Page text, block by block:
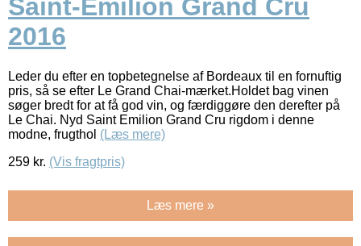
Saint-Emilion Grand Cru
2016
Leder du efter en topbetegnelse af Bordeaux til en fornuftig
pris, så se efter Le Grand Chai-mærket.Holdet bag vinen
søger bredt for at få god vin, og færdiggøre den derefter på
Le Chai. Nyd Saint Emilion Grand Cru rigdom i denne
modne, frugthol (Læs mere)
259 kr. (Vis fragtpris)
Læs mere »